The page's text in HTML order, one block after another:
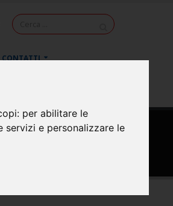
per abilitare le
servizi e personalizzare le
CONTATTI